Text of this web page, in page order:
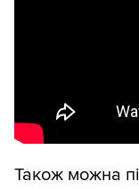
Також можна